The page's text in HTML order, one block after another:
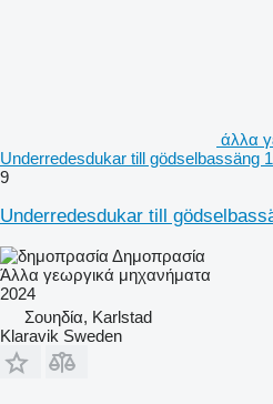
άλλα
Underredesdukar till gödselbassäng
9
Underredesdukar till
Δημοπρασία
Άλλα γεωργικά μηχανήματα
2024
Σουηδία, Karlstad
Klaravik Sweden